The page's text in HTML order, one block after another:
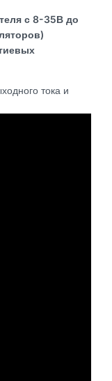
с 8-35В до
тока и